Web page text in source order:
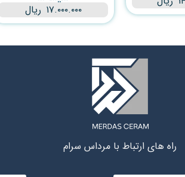
۱۷.۰۰۰.۰۰۰ ریال
راه های ارتباط با مرداس سرام